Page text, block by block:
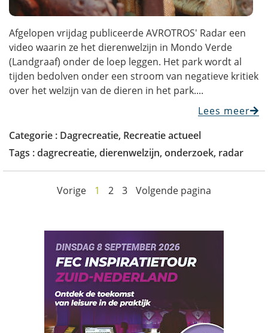
Afgelopen vrijdag publiceerde AVROTROS' Radar een
video waarin ze het dierenwelzijn in Mondo Verde
(Landgraaf) onder de loep leggen. Het park wordt al
tijden bedolven onder een stroom van negatieve kritiek
over het welzijn van de dieren in het park....
Lees meer
Categorie : Dagrecreatie, Recreatie actueel
Tags :dagrecreatie, dierenwelzijn, onderzoek, radar
Vorige 1 2 3 Volgende pagina